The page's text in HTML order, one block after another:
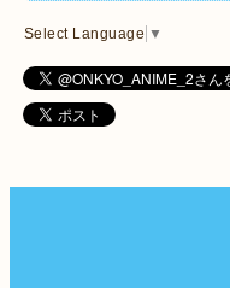
Select Language ▼